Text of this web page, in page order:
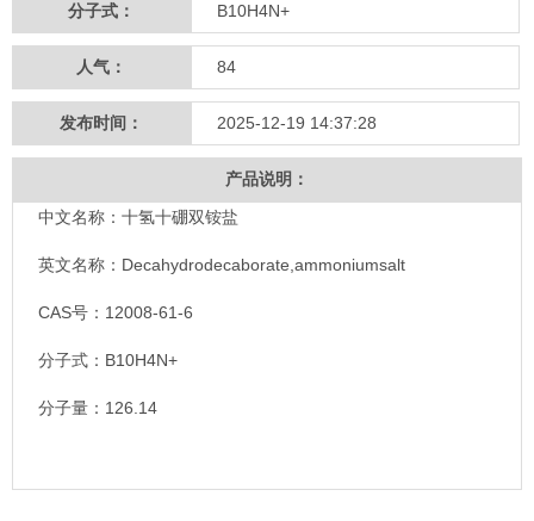
分子式： B10H4N+
人气： 84
发布时间： 2025-12-19 14:37:28
产品说明：
中文名称：十氢十硼双铵盐
英文名称：Decahydrodecaborate,ammoniumsalt
CAS号：12008-61-6
分子式：B10H4N+
分子量：126.14